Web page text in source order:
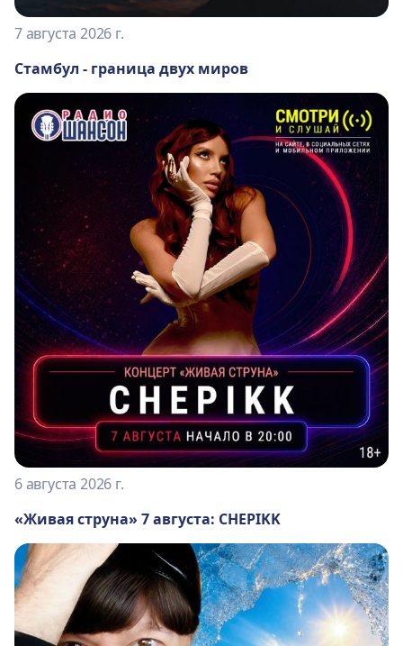
7 августа 2026 г.
Стамбул - граница двух миров
6 августа 2026 г.
«Живая струна» 7 августа: CHEPIKK